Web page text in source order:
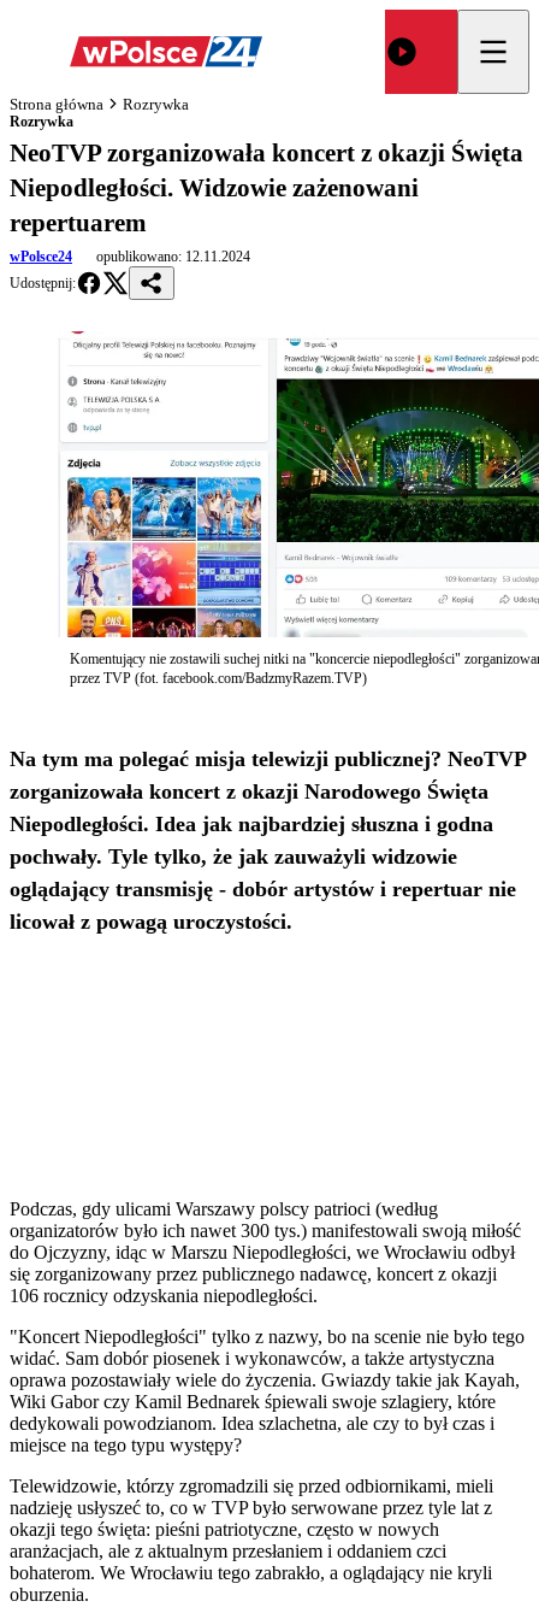
Strona główna Rozrywka
Rozrywka
NeoTVP zorganizowała koncert z okazji Święta
Niepodległości. Widzowie zażenowani
repertuarem
wPolsce24 opublikowano: 12.11.2024
Udostępnij:
Komentujący nie zostawili suchej nitki na "koncercie niepodległości"
przez TVP (fot. facebook.com/BadzmyRazem.TVP)
Na tym ma polegać misja telewizji publicznej? NeoTVP
zorganizowała koncert z okazji Narodowego Święta
Niepodległości. Idea jak najbardziej słuszna i godna
pochwały. Tyle tylko, że jak zauważyli widzowie
oglądający transmisję - dobór artystów i repertuar nie
licował z powagą uroczystości.
Podczas, gdy ulicami Warszawy polscy patrioci (według
organizatorów było ich nawet 300 tys.) manifestowali swoją miłość
do Ojczyzny, idąc w Marszu Niepodległości, we Wrocławiu odbył
się zorganizowany przez publicznego nadawcę, koncert z okazji
106 rocznicy odzyskania niepodległości.
"Koncert Niepodległości" tylko z nazwy, bo na scenie nie było tego
widać. Sam dobór piosenek i wykonawców, a także artystyczna
oprawa pozostawiały wiele do życzenia. Gwiazdy takie jak Kayah,
Wiki Gabor czy Kamil Bednarek śpiewali swoje szlagiery, które
dedykowali powodzianom. Idea szlachetna, ale czy to był czas i
miejsce na tego typu występy?
Telewidzowie, którzy zgromadzili się przed odbiornikami, mieli
nadzieję usłyszeć to, co w TVP było serwowane przez tyle lat z
okazji tego święta: pieśni patriotyczne, często w nowych
aranżacjach, ale z aktualnym przesłaniem i oddaniem czci
bohaterom. We Wrocławiu tego zabrakło, a oglądający nie kryli
oburzenia.